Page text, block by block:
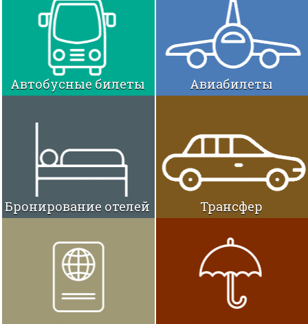
Автобусные билеты Авиабилеты
Бронирование отелей Трансфер